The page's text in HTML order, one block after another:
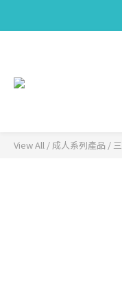
View All / 成人系列產品 /